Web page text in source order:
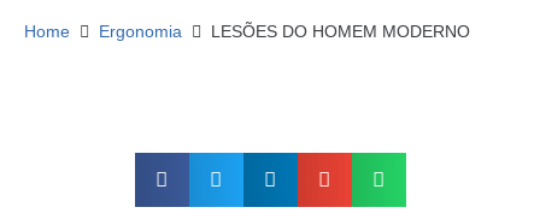
Home Ergonomia LESÕES DO HOMEM MODERNO